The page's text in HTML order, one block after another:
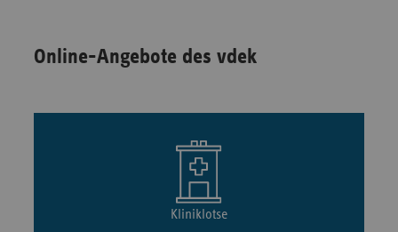
Online-Angebote des vdek
Kliniklotse